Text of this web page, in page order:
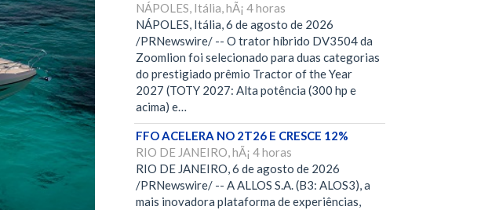
NÁPOLES, Itália, hÃ¡ 4 horas
NÁPOLES, Itália, 6 de agosto de 2026
/PRNewswire/ -- O trator híbrido DV3504 da
Zoomlion foi selecionado para duas categorias
do prestigiado prêmio Tractor of the Year
2027 (TOTY 2027: Alta potência (300 hp e
acima) e…
FFO ACELERA NO 2T26 E CRESCE 12%
RIO DE JANEIRO, hÃ¡ 4 horas
RIO DE JANEIRO, 6 de agosto de 2026
/PRNewswire/ -- A ALLOS S.A. (B3: ALOS3), a
mais inovadora plataforma de experiências,